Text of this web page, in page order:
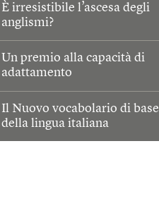
È irresistibile l’ascesa degli
anglismi?
Un premio alla capacità di
adattamento
Il Nuovo vocabolario di base
della lingua italiana